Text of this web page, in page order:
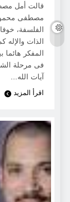
قالت أمل
مصطفى
الفلسفة،
الذات
المفكر
فى مرحلة
آيات الله…
اقرأ المزيد